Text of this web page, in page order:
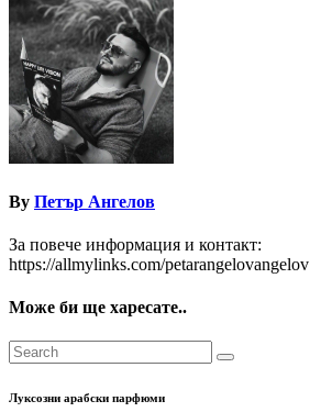
By Петър Ангелов
За повече информация и контакт:
https://allmylinks.com/petarangelovangelov
Може би ще харесате..
Луксозни арабски парфюми